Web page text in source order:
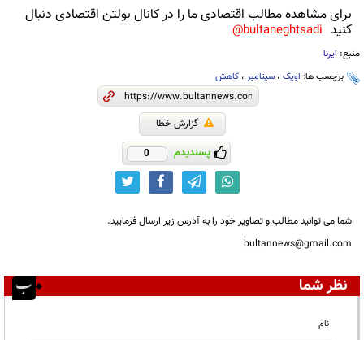
برای مشاهده مطالب اقتصادی ما را در کانال بولتن اقتصادی دنبال
کنید bultaneghtsadi@
منبع: ایرنا
برچسب ها: اوپک ، سپتامبر ، کاهش
گزارش خطا
پسندیدم 0
شما می توانید مطالب و تصاویر خود را به آدرس زیر ارسال فرمایید.
bultannews@gmail.com
نظر شما
نام